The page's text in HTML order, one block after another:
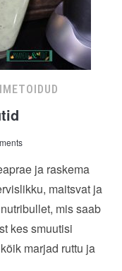
ja raskema
maitsvat ja
mis saab
kes smuutisi
marjad ruttu ja